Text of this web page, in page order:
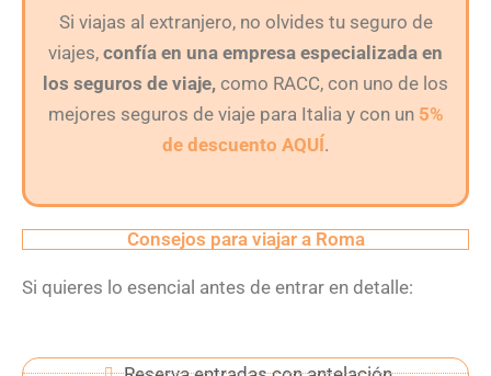
Si viajas al extranjero, no olvides tu seguro de
viajes, confía en una empresa especializada en
los seguros de viaje, como RACC, con uno de los
mejores seguros de viaje para Italia y con un 5%
de descuento AQUÍ.
Consejos para viajar a Roma
Si quieres lo esencial antes de entrar en detalle: